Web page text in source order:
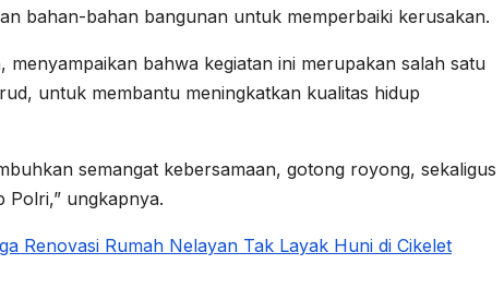
bahan-bahan bangunan untuk memperbaiki kerusakan.
bahwa kegiatan ini merupakan salah satu
untuk membantu meningkatkan kualitas hidup
semangat kebersamaan, gotong royong, sekaligus
Polri,” ungkapnya.
Renovasi Rumah Nelayan Tak Layak Huni di Cikelet